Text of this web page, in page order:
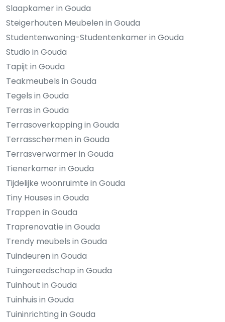
Slaapkamer in Gouda
Steigerhouten Meubelen in Gouda
Studentenwoning-Studentenkamer in Gouda
Studio in Gouda
Tapijt in Gouda
Teakmeubels in Gouda
Tegels in Gouda
Terras in Gouda
Terrasoverkapping in Gouda
Terrasschermen in Gouda
Terrasverwarmer in Gouda
Tienerkamer in Gouda
Tijdelijke woonruimte in Gouda
Tiny Houses in Gouda
Trappen in Gouda
Traprenovatie in Gouda
Trendy meubels in Gouda
Tuindeuren in Gouda
Tuingereedschap in Gouda
Tuinhout in Gouda
Tuinhuis in Gouda
Tuininrichting in Gouda